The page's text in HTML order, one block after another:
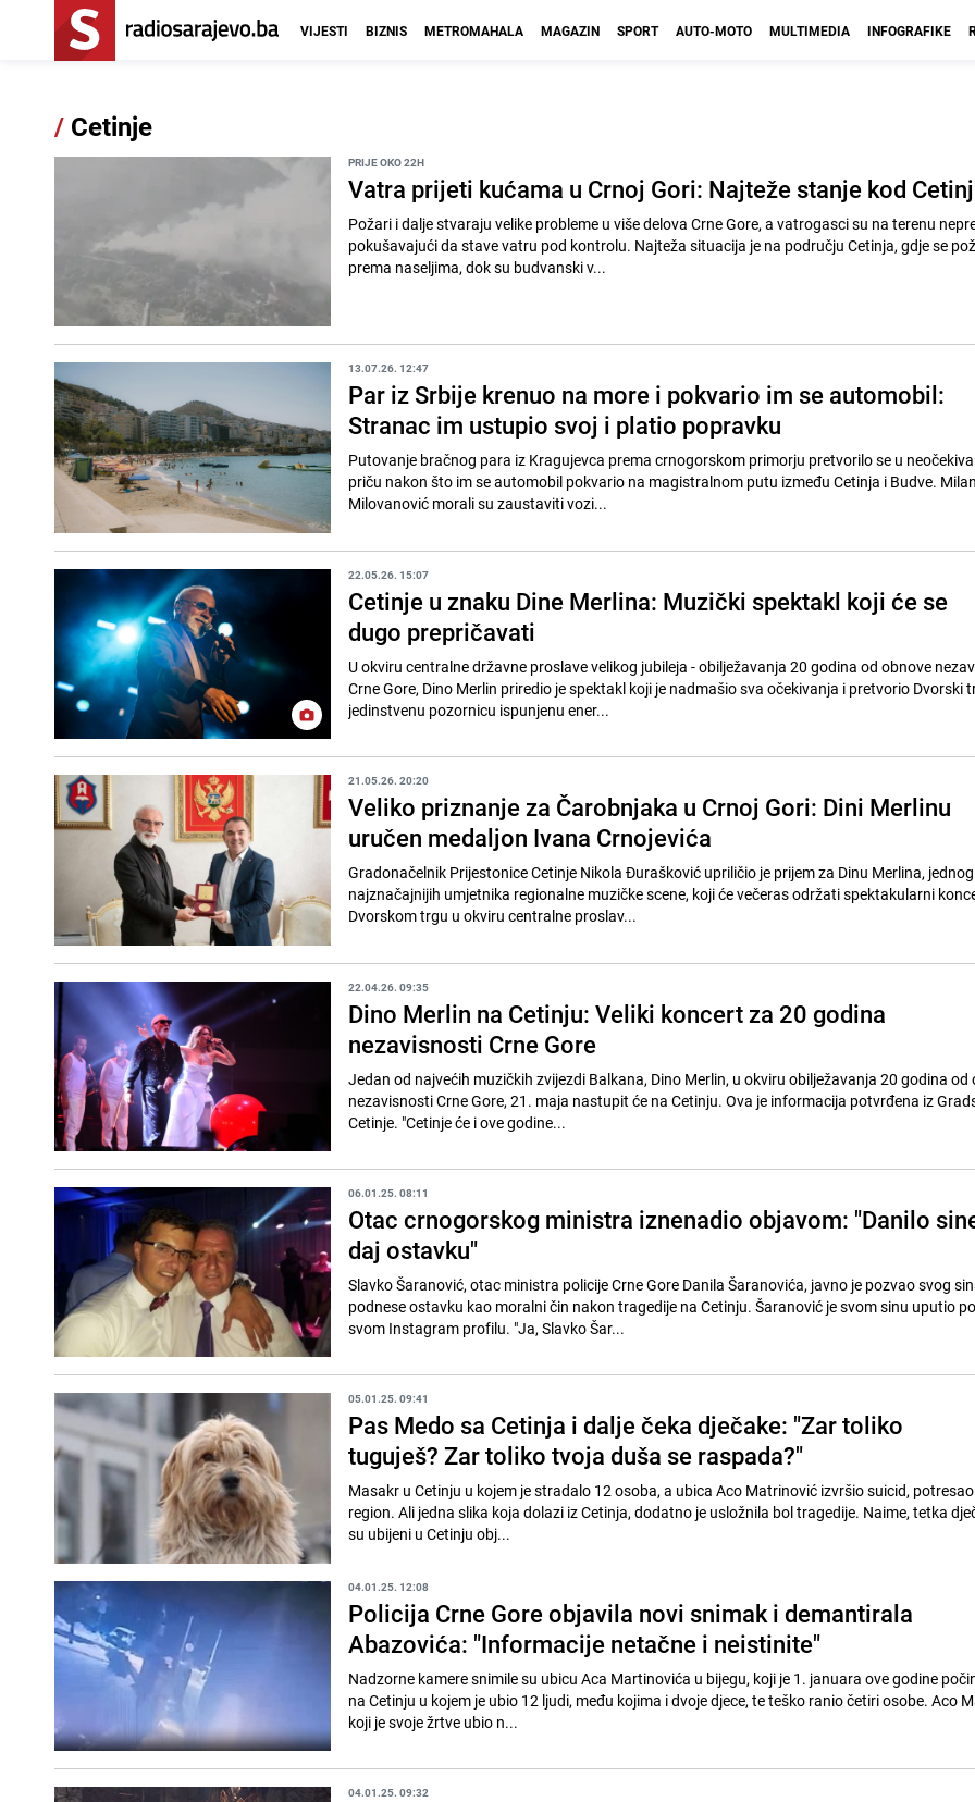
VIJESTI BIZNIS METROMAHALA MAGAZIN SPORT AUTO-MOTO MULTIMEDIA INFOGRAFIKE
/ Cetinje
PRIJE OKO 22H
Vatra prijeti kućama u Crnoj Gori: Najteže stanje kod
Požari i dalje stvaraju velike probleme u više delova Crne Gore, a vatrogasci su na terenu
pokušavajući da stave vatru pod kontrolu. Najteža situacija je na području Cetinja, gdje se
prema naseljima, dok su budvanski v...
13.07.26. 12:47
Par iz Srbije krenuo na more i pokvario im se automobil:
Stranac im ustupio svoj i platio popravku
Putovanje bračnog para iz Kragujevca prema crnogorskom primorju pretvorilo se u
priču nakon što im se automobil pokvario na magistralnom putu između Cetinja i Budve.
Milovanović morali su zaustaviti vozi...
22.05.26. 15:07
Cetinje u znaku Dine Merlina: Muzički spektakl koji će se
dugo prepričavati
U okviru centralne državne proslave velikog jubileja - obilježavanja 20 godina od obnove
Crne Gore, Dino Merlin priredio je spektakl koji je nadmašio sva očekivanja i pretvorio Dvorski
jedinstvenu pozornicu ispunjenu ener...
21.05.26. 20:20
Veliko priznanje za Čarobnjaka u Crnoj Gori: Dini Merlinu
uručen medaljon Ivana Crnojevića
Gradonačelnik Prijestonice Cetinje Nikola Đurašković upriličio je prijem za Dinu Merlina,
najznačajnijih umjetnika regionalne muzičke scene, koji će večeras održati spektakularni
Dvorskom trgu u okviru centralne proslav...
22.04.26. 09:35
Dino Merlin na Cetinju: Veliki koncert za 20 godina
nezavisnosti Crne Gore
Jedan od najvećih muzičkih zvijezdi Balkana, Dino Merlin, u okviru obilježavanja 20 godina od
nezavisnosti Crne Gore, 21. maja nastupit će na Cetinju. Ova je informacija potvrđena iz
Cetinje. "Cetinje će i ove godine...
06.01.25. 08:11
Otac crnogorskog ministra iznenadio objavom: "Danilo
daj ostavku"
Slavko Šaranović, otac ministra policije Crne Gore Danila Šaranovića, javno je pozvao svog
podnese ostavku kao moralni čin nakon tragedije na Cetinju. Šaranović je svom sinu uputio
svom Instagram profilu. "Ja, Slavko Šar...
05.01.25. 09:41
Pas Medo sa Cetinja i dalje čeka dječake: "Zar toliko
tuguješ? Zar toliko tvoja duša se raspada?"
Masakr u Cetinju u kojem je stradalo 12 osoba, a ubica Aco Matrinović izvršio suicid, potresao
region. Ali jedna slika koja dolazi iz Cetinja, dodatno je usložnila bol tragedije. Naime, tetka
su ubijeni u Cetinju obj...
04.01.25. 12:08
Policija Crne Gore objavila novi snimak i demantirala
Abazovića: "Informacije netačne i neistinite"
Nadzorne kamere snimile su ubicu Aca Martinovića u bijegu, koji je 1. januara ove godine
na Cetinju u kojem je ubio 12 ljudi, među kojima i dvoje djece, te teško ranio četiri osobe. Aco
koji je svoje žrtve ubio n...
04.01.25. 09:32